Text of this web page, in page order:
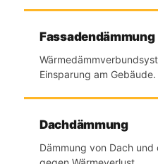
Fassadendämmung
Einsparung am Gebäude.
Dachdämmung
Dämmung von Dach